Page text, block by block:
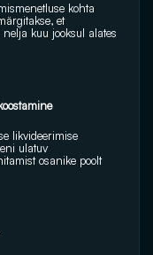
kohta
et
kuu jooksul alates
likvideerimise
ulatuv
osanike poolt